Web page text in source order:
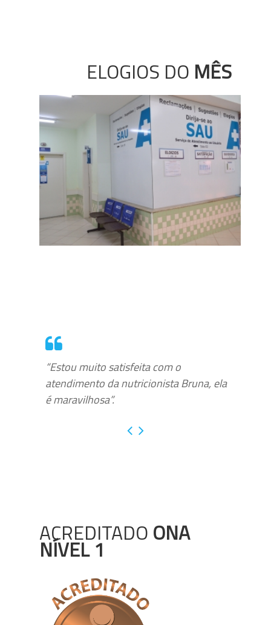
ELOGIOS DO MÊS
“Estou muito satisfeita com o
atendimento da nutricionista Bruna, ela
é maravilhosa”.
ACREDITADO ONA
NÍVEL 1